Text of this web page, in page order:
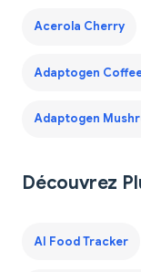
Acerola Cherry
Adaptogen
Adaptogen
Découvrez
AI Food Tracker